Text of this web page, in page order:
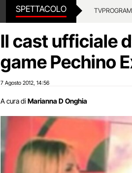
SPETTACOLO TV
Il cast ufficiale
game Pechino
7 Agosto 2012 14:56
A cura di Marianna D Onghia